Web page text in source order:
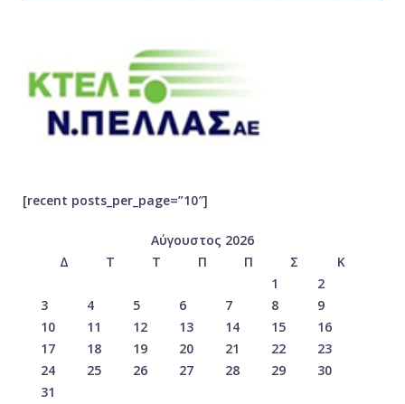
[recent posts_per_page=”10″]
Αύγουστος 2026
Δ
Τ Τ Π Π Σ
Κ
1
2
3
4 5 6 7 8
9
10
11 12 13 14 15
16
17
18 19 20 21 22
23
24
25 26 27 28 29
30
31